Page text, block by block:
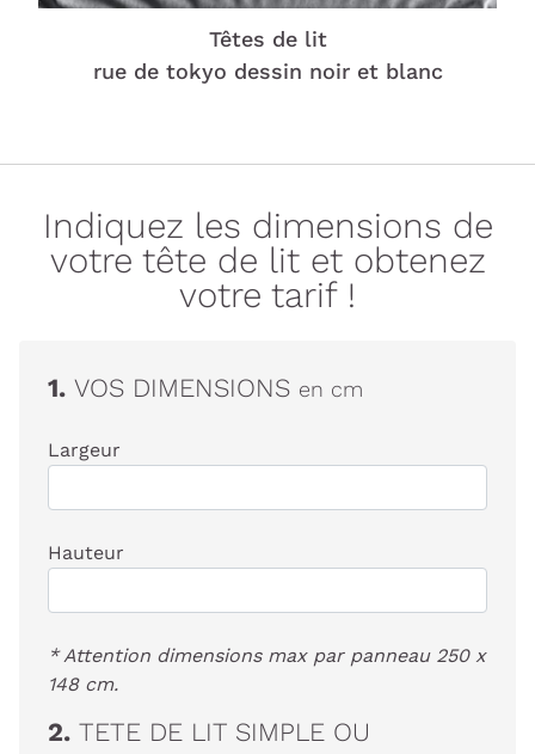
Têtes de lit
rue de tokyo dessin noir et blanc
Indiquez les dimensions de
votre tête de lit et obtenez
votre tarif !
1. VOS DIMENSIONS en cm
Largeur
Hauteur
* Attention dimensions max par panneau 250 x
148 cm.
2. TETE DE LIT SIMPLE OU